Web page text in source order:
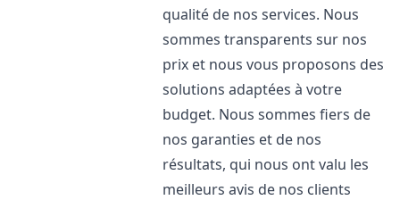
qualité de nos services. Nous
sommes transparents sur nos
prix et nous vous proposons des
solutions adaptées à votre
budget. Nous sommes fiers de
nos garanties et de nos
résultats, qui nous ont valu les
meilleurs avis de nos clients